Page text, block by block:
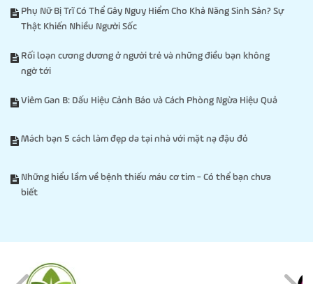
Phụ Nữ Bị Trĩ Có Thể Gây Nguy Hiểm Cho Khả Năng Sinh Sản? Sự
Thật Khiến Nhiều Người Sốc
Rối loạn cương dương ở người trẻ và những điều bạn không
ngờ tới
Viêm Gan B: Dấu Hiệu Cảnh Báo và Cách Phòng Ngừa Hiệu Quả
Mách bạn 5 cách làm đẹp da tại nhà với mặt nạ đậu đỏ
Những hiểu lầm về bệnh thiếu máu cơ tim - Có thể bạn chưa
biết